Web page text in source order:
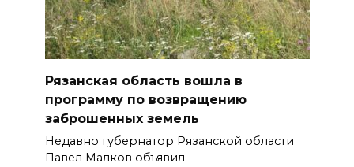
Рязанская область вошла в
программу по возвращению
заброшенных земель
Недавно губернатор Рязанской области
Павел Малков объявил